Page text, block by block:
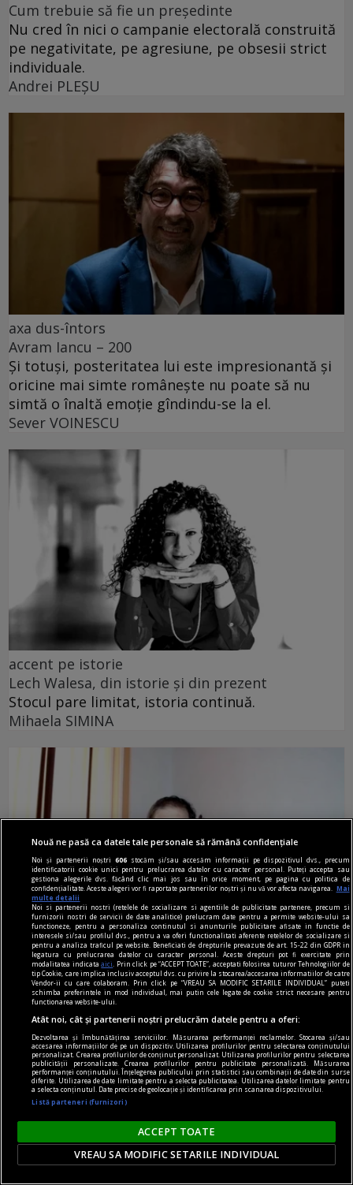
Cum trebuie să fie un președinte
Nu cred în nici o campanie electorală construită
pe negativitate, pe agresiune, pe obsesii strict
individuale.
Andrei PLEŞU
axa dus-întors
Avram Iancu – 200
Și totuși, posteritatea lui este impresionantă și
oricine mai simte românește nu poate să nu
simtă o înaltă emoție gîndindu-se la el.
Sever VOINESCU
accent pe istorie
Lech Walesa, din istorie și din prezent
Stocul pare limitat, istoria continuă.
Mihaela SIMINA
prezentul discontinuu
Misterul voiniciei
„Strîmbă-Lemne” nu are, după cum se vede, o
tipologie fixă, el variind imagistic în funcţie de
marotele fiecărei generaţii.
Codrin Liviu CUŢITARU
Nouă ne pasă ca datele tale personale să rămână confidențiale
Noi și partenerii noștri606 stocăm și/sau accesăm informații pe dispozitivul dvs., precum
identificatorii cookie unici pentru prelucrarea datelor cu caracter personal. Puteți accepta sau
gestiona alegerile dvs. făcând clic mai jos sau în orice moment, pe pagina cu politica de
confidențialitate. Aceste alegeri vor fi raportate partenerilor noștri și nu vă vor afecta navigarea.
Mai
multe detalii
Noi si partenerii nostri (retelele de socializare si agentiile de publicitate partenere, precum si
furnizorii nostri de servicii de date analitice) prelucram date pentru a permite website-ului sa
functioneze, pentru a personaliza continutul si anunturile publicitare afisate in functie de
interesele si/sau profilul dvs., pentru a va oferi functionalitati aferente retelelor de socializare si
pentru a analiza traficul pe website. Beneficiati de drepturile prevazute de art. 15-22 din GDPR in
legatura cu prelucrarea datelor cu caracter personal. Aceste drepturi pot fi exercitate prin
modalitatea indicataaici
. Prin click pe “ACCEPT TOATE”, acceptati folosirea tuturor Tehnologiilor de
tip Cookie, care implica inclusiv acceptul dvs. cu privire la stocarea/accesarea informatiilor de catre
Vendor-ii cu care colaboram. Prin click pe “VREAU SA MODIFIC SETARILE INDIVIDUAL” puteti
schimba preferintele in mod individual, mai putin cele legate de cookie strict necesare pentru
functionarea website-ului.
Atât noi, cât și partenerii noștri prelucrăm datele pentru a oferi:
Dezvoltarea și îmbunătățirea serviciilor. Măsurarea performanței reclamelor. Stocarea și/sau
accesarea informațiilor de pe un dispozitiv. Utilizarea profilurilor pentru selectarea conținutului
personalizat. Crearea profilurilor de conținut personalizat. Utilizarea profilurilor pentru selectarea
publicității personalizate. Crearea profilurilor pentru publicitate personalizată. Măsurarea
performanței conținutului. Înțelegerea publicului prin statistici sau combinații de date din surse
diferite. Utilizarea de date limitate pentru a selecta publicitatea. Utilizarea datelor limitate pentru
a selecta conținutul. Date precise de geolocație și identificarea prin scanarea dispozitivului.
Listă parteneri (furnizori)
ACCEPT TOATE
VREAU SA MODIFIC SETARILE INDIVIDUAL